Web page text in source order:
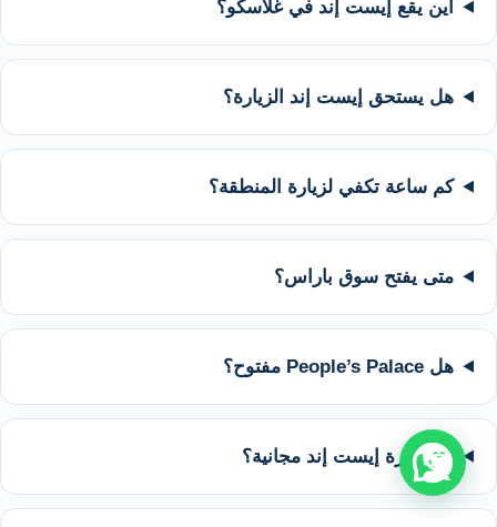
أين يقع إيست إند في غلاسكو؟
هل يستحق إيست إند الزيارة؟
كم ساعة تكفي لزيارة المنطقة؟
متى يفتح سوق باراس؟
هل People’s Palace مفتوح؟
هل زيارة إيست إند مجانية؟